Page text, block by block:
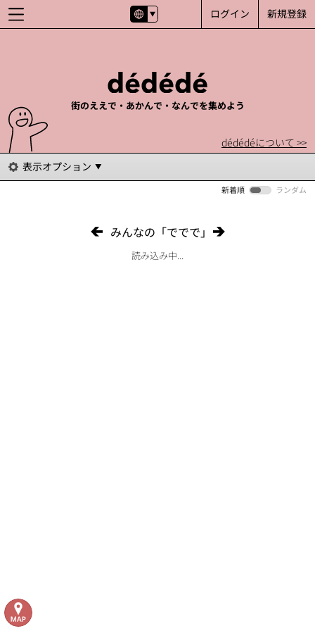
新規登録
ログイン
街のええで・あかんで・なんでを集めよう
dédédéについて >>
表示オプション
新着順 ランダム
みんなの「ででで」
読み込み中...